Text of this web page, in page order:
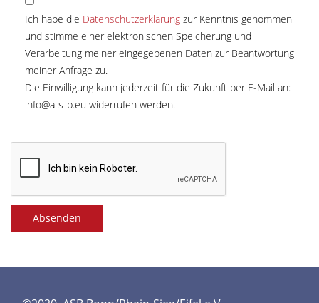
Ich habe die Datenschutzerklärung zur Kenntnis genommen
und stimme einer elektronischen Speicherung und
Verarbeitung meiner eingegebenen Daten zur Beantwortung
meiner Anfrage zu.
Die Einwilligung kann jederzeit für die Zukunft per E-Mail an:
info@a-s-b.eu widerrufen werden.
Absenden